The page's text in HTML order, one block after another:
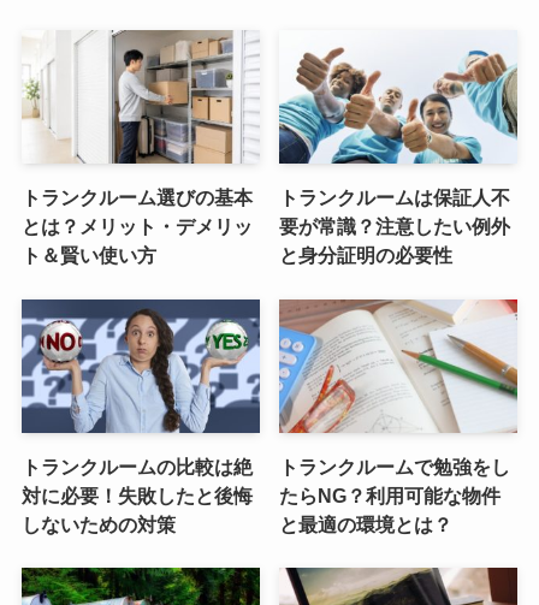
トランクルーム選びの基本
とは？メリット・デメリッ
ト＆賢い使い方
トランクルームは保証人不
要が常識？注意したい例外
と身分証明の必要性
トランクルームの比較は絶
対に必要！失敗したと後悔
しないための対策
トランクルームで勉強をし
たらNG？利用可能な物件
と最適の環境とは？